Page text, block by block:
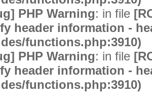
PHP Warning: in file
header information -
functions.php:3910)
PHP Warning: in file
header information -
functions.php:3910)